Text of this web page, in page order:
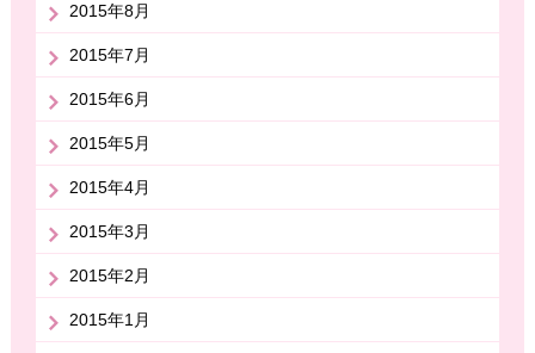
2015年8月
2015年7月
2015年6月
2015年5月
2015年4月
2015年3月
2015年2月
2015年1月